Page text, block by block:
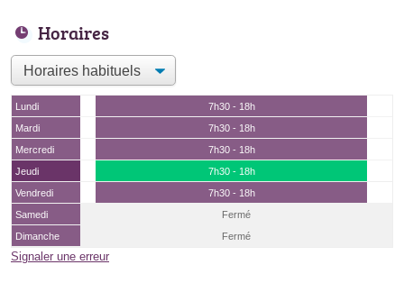
Horaires
Lundi
7h30 - 18h
Mardi
7h30 - 18h
Mercredi
7h30 - 18h
Jeudi
7h30 - 18h
Vendredi
7h30 - 18h
Samedi
Fermé
Dimanche
Fermé
Signaler une erreur